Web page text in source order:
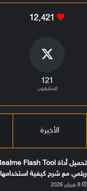
12٬421
121
المتابعون
الأخيرة
ريلمي مع شرح كيفية استخدامها
8 فبراير 2026